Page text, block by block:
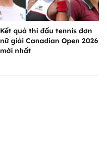
Kết quả thi đấu tennis đơn
nữ giải Canadian Open 2026
mới nhất